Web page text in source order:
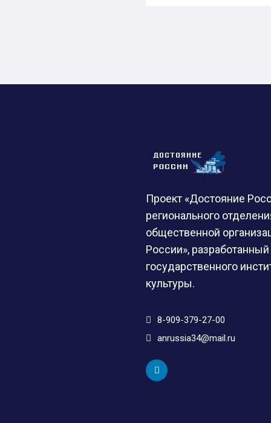
Проект «Достояние
регионального
общественной
России»,
государственного
культуры.
8-909-379-27-00
anrussia34@mail.ru